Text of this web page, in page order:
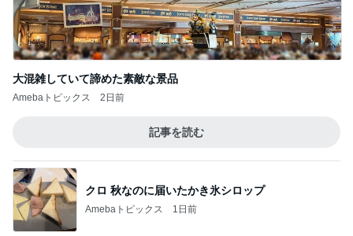
大混雑していて諦めた素敵な景品
Amebaトピックス 2日前
記事を読む
クロ 秋なのに届いたかき氷シロップ
Amebaトピックス 1日前